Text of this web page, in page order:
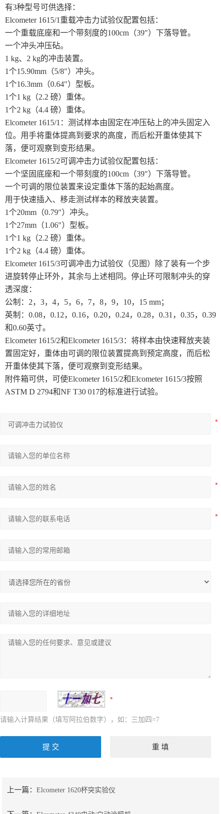
有3种型号可供选择：
Elcometer 1615/1重载冲击力试验仪配置包括：
一个重载底座和一个带刻度的100cm（39″）下落导管。
一个冲头冲压砧。
1 kg、2 kg的冲击装置。
1个15.90mm（5/8″）冲头。
1个16.3mm（0.64″）型板。
1个1 kg（2.2 磅）重体。
1个2 kg（4.4 磅）重体。
Elcometer 1615/1：测试样本由固定在冲压砧上的冲头固定入
位。用手将重体提高到要求的高度，而后松开重体使其下
落，便可观察到变形结果。
Elcometer 1615/2可调冲击力试验仪配置包括：
一个坚固底座和一个带刻度的100cm（39″）下落导管。
一个可调的限位装置来设定重体下落的起始高度。
用于快速插入、移走测试样本的释放夹装置。
1个20mm（0.79″）冲头。
1个27mm（1.06″）型板。
1个1 kg（2.2 磅）重体。
1个2 kg（4.4 磅）重体。
Elcometer 1615/3可调冲击力试验仪（见图）除了装有一个步
进旋转停止环外，其余与上述相同。停止环可限制冲头的穿
透深度：
公制： 2，3，4，5，6，7，8，9，10，15 mm；
英制： 0.08，0.12，0.16，0.20，0.24，0.28，0.31，0.35，0.39
和0.60英寸。
Elcometer 1615/2和Elcometer 1615/3：将样本由快速释放夹装
置固定好，重体由可调的限位装置提高到预定高度，而后松
开重体使其下落，便可观察到变形结果。
附件箱可供，可使Elcometer 1615/2和Elcometer 1615/3按照
ASTM D 2794和NF T30 017的标准进行试验。
请输入计算结果（填写阿拉伯数字），如：三加四=7
上一篇：Elcometer 1620杯突实验仪